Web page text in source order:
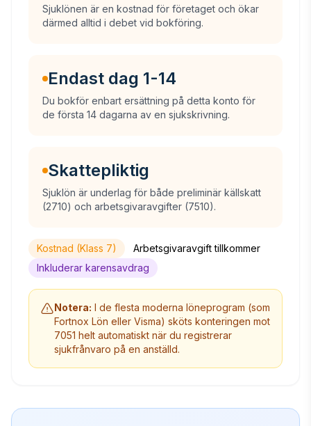
Sjuklönen är en kostnad för företaget och ökar
därmed alltid i debet vid bokföring.
Endast dag 1-14
Du bokför enbart ersättning på detta konto för
de första 14 dagarna av en sjukskrivning.
Skattepliktig
Sjuklön är underlag för både preliminär källskatt
(2710) och arbetsgivaravgifter (7510).
Kostnad (Klass 7)
Arbetsgivaravgift tillkommer
Inkluderar karensavdrag
Notera: I de flesta moderna löneprogram (som
Fortnox Lön eller Visma) sköts konteringen mot
7051 helt automatiskt när du registrerar
sjukfrånvaro på en anställd.